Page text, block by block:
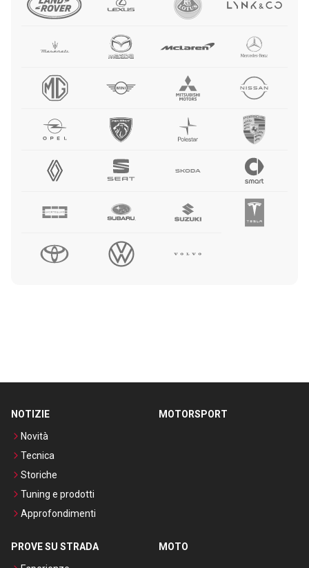
NOTIZIE
Novità
Tecnica
Storiche
Tuning e prodotti
Approfondimenti
MOTORSPORT
PROVE SU STRADA
MOTO